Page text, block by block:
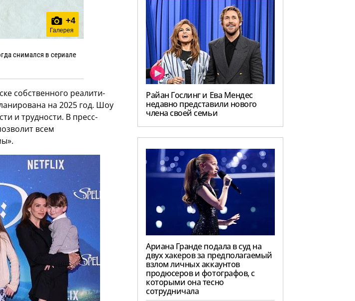
+4
Галерея
снимался в сериале
собственного реалити-
на 2025 год. Шоу
и трудности. В пресс-
всем
Райан Гослинг и Ева Мендес
недавно представили нового
члена своей семьи
Ариана Гранде подала в суд на
двух хакеров за предполагаемый
взлом личных аккаунтов
продюсеров и фотографов, с
которыми она тесно
сотрудничала